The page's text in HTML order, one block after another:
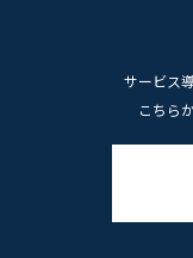
サービス
こちら